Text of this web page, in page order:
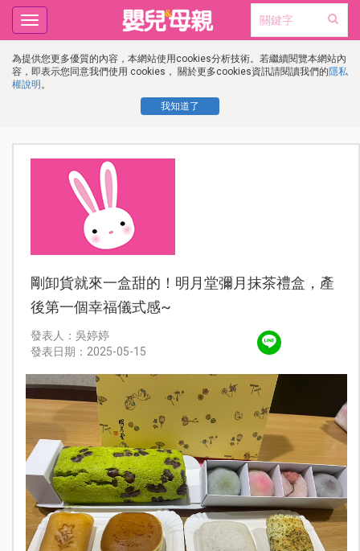
為提供您更多優質的內容，本網站使用cookies分析技術。若繼續閱覽本網站內
容，即表示您同意我們使用 cookies， 關於更多cookies資訊請閱讀我們的隱私
權說明 。
我知道了
Toggle
navigation
剛卸貨就來一盒甜的！明月堂彌月抹茶禮盒，產
後第一個幸福儀式感~
發表人：吳婷婷
發表日期：2025-05-15